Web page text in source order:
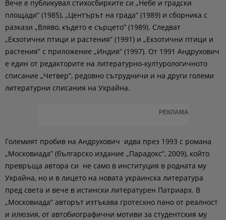
Вече е публикувал стихосбирките си „Небе и градски
площади” (1985), „Центърът на града” (1989) и сборника с
разкази „Вляво, където е сърцето” (1989). Следват
„Екзотични птици и растения” (1991) и „Екзотични птици и
растения” с приложение „Индия” (1997). От 1991 Андрухович
е един от редакторите на литературно-културологичното
списание „Четвер”, редовно сътрудничи и на други големи
литературни списания на Украйна.
РЕКЛАМА
Големият пробив на Андрухович идва през 1993 с романа
„Московиада” (българско издание „Парадокс”, 2009), който
превръща автора си не само в институция в родната му
Украйна, но и в лицето на новата украинска литература
пред света и вече в истински литературен Патриарх. В
„Московиада” авторът изтъкава гротескно пано от реалност
и илюзия, от автобиографични мотиви за студентския му